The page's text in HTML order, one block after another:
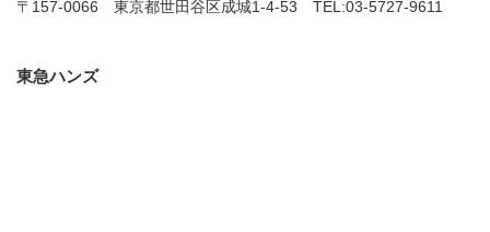
〒157-0066 東京都世田谷区成城1-4-53 TEL:03-5727-9611
東急ハンズ